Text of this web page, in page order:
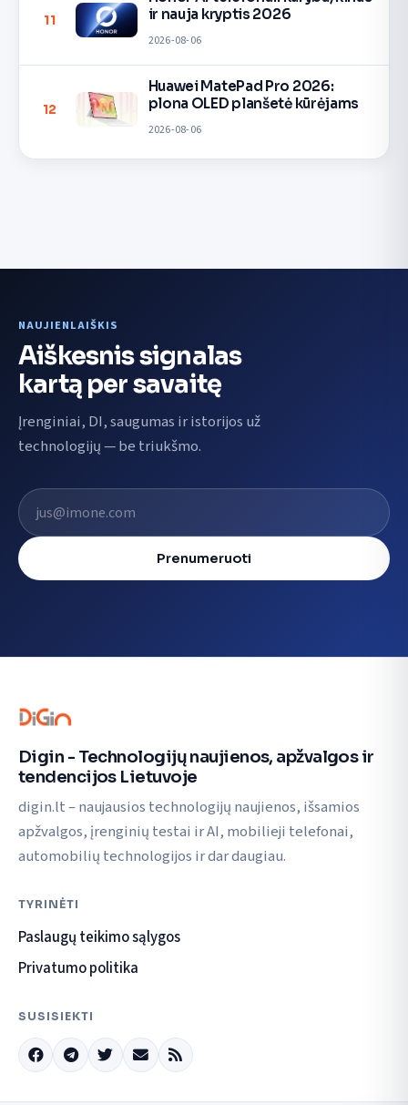
11
ir nauja kryptis 2026
2026-08-06
12
Huawei MatePad Pro 2026:
plona OLED planšetė kūrėjams
2026-08-06
NAUJIENLAIŠKIS
Aiškesnis signalas
kartą per savaitę
Įrenginiai, DI, saugumas ir istorijos už
technologijų — be triukšmo.
El. pašto adresas
Prenumeruoti
Digin - Technologijų naujienos, apžvalgos ir
tendencijos Lietuvoje
digin.lt – naujausios technologijų naujienos, išsamios
apžvalgos, įrenginių testai ir AI, mobilieji telefonai,
automobilių technologijos ir dar daugiau.
TYRINĖTI
Paslaugų teikimo sąlygos
Privatumo politika
SUSISIEKTI